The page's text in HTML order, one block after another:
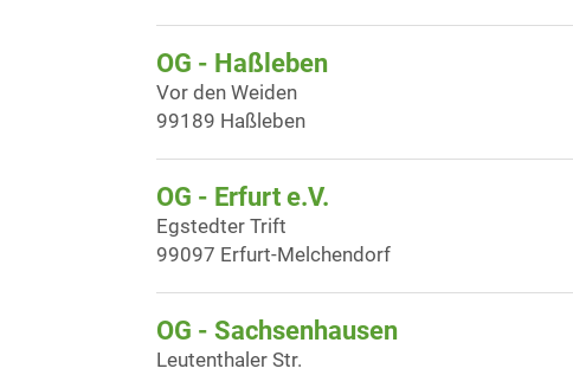
OG - Haßleben
Vor den Weiden
99189 Haßleben
OG - Erfurt e.V.
Egstedter Trift
99097 Erfurt-Melchendorf
OG - Sachsenhausen
Leutenthaler Str.